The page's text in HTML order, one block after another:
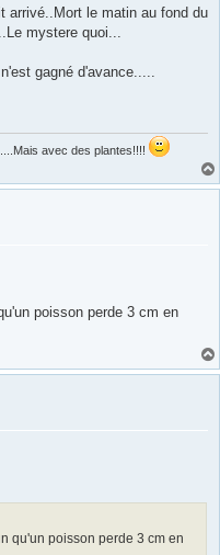
arrivé..Mort le matin au fond du
mystere quoi...
gagné d'avance.....
avec des plantes!!!!
poisson perde 3 cm en
qu'un poisson perde 3 cm en